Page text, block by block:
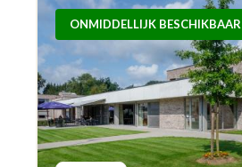
ONMIDDELLIJK BESCHIKBAAR